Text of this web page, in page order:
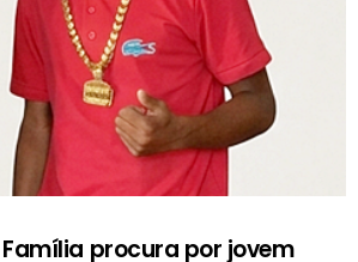
procura por jovem